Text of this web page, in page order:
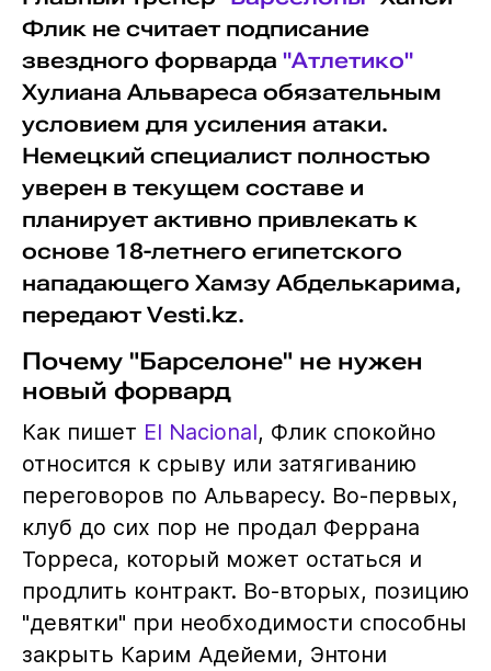
Флик не считает подписание
звездного форварда "Атлетико"
Хулиана Альвареса обязательным
условием для усиления атаки.
Немецкий специалист полностью
уверен в текущем составе и
планирует активно привлекать к
основе 18-летнего египетского
нападающего Хамзу Абделькарима,
передают Vesti.kz.
Почему "Барселоне" не нужен
новый форвард
Как пишет El Nacional, Флик спокойно
относится к срыву или затягиванию
переговоров по Альваресу. Во-первых,
клуб до сих пор не продал Феррана
Торреса, который может остаться и
продлить контракт. Во-вторых, позицию
"девятки" при необходимости способны
закрыть Карим Адейеми, Энтони